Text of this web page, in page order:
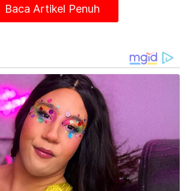
rawatan secepat
masih mahu sembuh dan
di Surau Flat Batas Baru di sini.
Baca Artikel Penuh